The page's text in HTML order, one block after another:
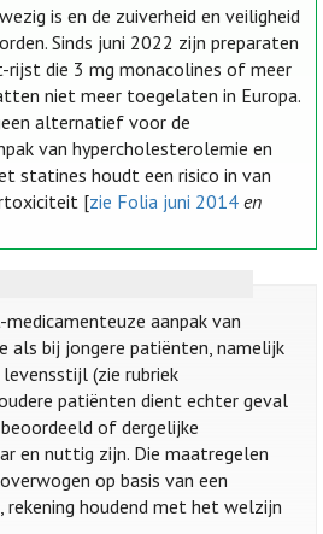
is en de zuiverheid en veiligheid
Sinds juni 2022 zijn preparaten
rijst die 3 mg monacolines of meer
niet meer toegelaten in Europa.
alternatief voor de
van hypercholesterolemie en
statines houdt een risico in van
[zie Folia juni 2014 en
aanpak van
als bij jongere patiënten, namelijk
levensstijl (zie rubriek
patiënten dient echter geval
of dergelijke
en nuttig zijn. Die maatregelen
op basis van een
rekening houdend met het welzijn